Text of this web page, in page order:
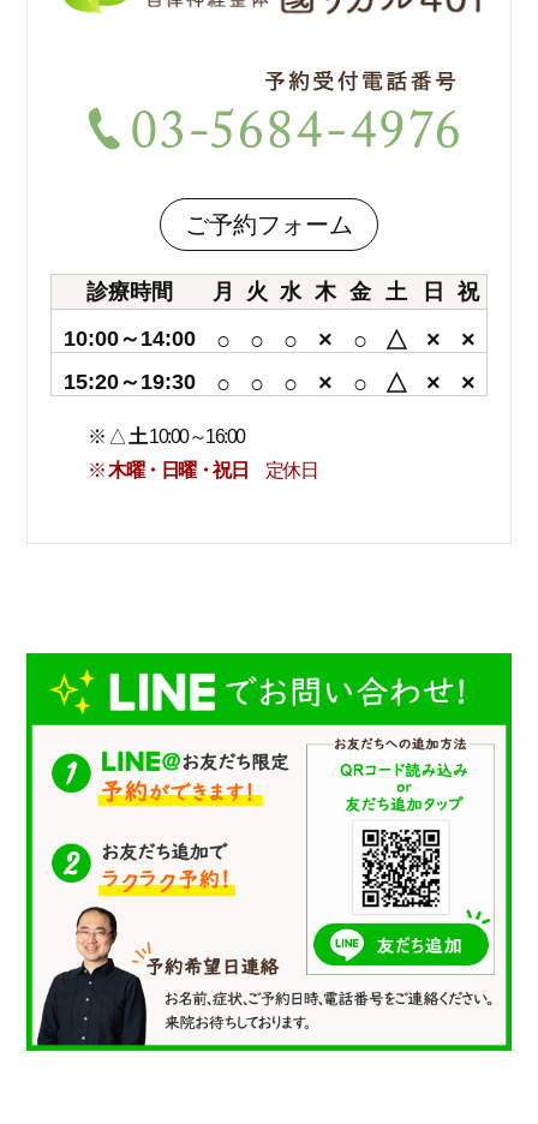
ご予約フォーム
診療時間 月 火 水 木 金 土 日
祝
10:00～14:00
○ ○ ○ × ○ △ × ×
15:20～19:30 ○ ○ ○ × ○ △ × ×
※ △ 土10:00～16:00
※木曜・日曜・祝日 定休日